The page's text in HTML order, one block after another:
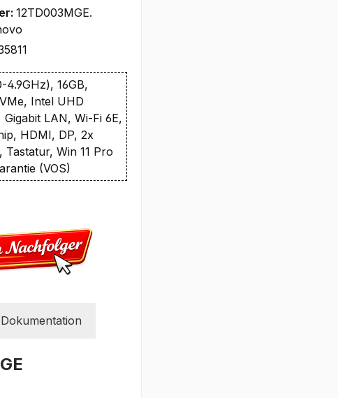
12TD003MGE.
4.9GHz), 16GB,
Intel UHD
LAN, Wi-Fi 6E,
HDMI, DP, 2x
Tastatur, Win 11 Pro
(VOS)
Dokumentation